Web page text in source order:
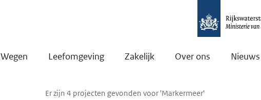
Wegen Leefomgeving Zakelijk Over ons Nieuws
Er zijn 4 projecten gevonden voor 'Markermeer'